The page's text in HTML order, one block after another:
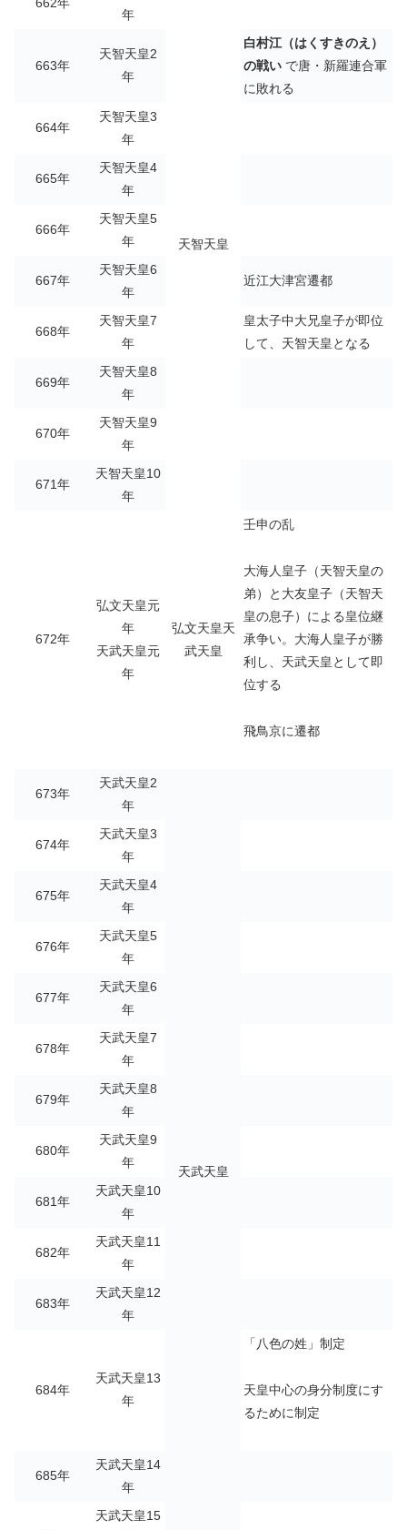
662年
年
天智天皇
663年
天智天皇2
年
白村江（はくすきのえ）
の戦い で唐・新羅連合軍
に敗れる
664年
天智天皇3
年
665年
天智天皇4
年
666年
天智天皇5
年
667年
天智天皇6
年
近江大津宮遷都
668年
天智天皇7
年
皇太子中大兄皇子が即位
して、天智天皇となる
669年
天智天皇8
年
670年
天智天皇9
年
671年
天智天皇10
年
672年
弘文天皇元
年
天武天皇元
年
弘文天皇天
武天皇
壬申の乱
大海人皇子（天智天皇の
弟）と大友皇子（天智天
皇の息子）による皇位継
承争い。大海人皇子が勝
利し、天武天皇として即
位する
飛鳥京に遷都
673年
天武天皇2
年
天武天皇
674年
天武天皇3
年
675年
天武天皇4
年
676年
天武天皇5
年
677年
天武天皇6
年
678年
天武天皇7
年
679年
天武天皇8
年
680年
天武天皇9
年
681年
天武天皇10
年
682年
天武天皇11
年
683年
天武天皇12
年
684年
天武天皇13
年
「八色の姓」制定
天皇中心の身分制度にす
るために制定
685年
天武天皇14
年
天武天皇15